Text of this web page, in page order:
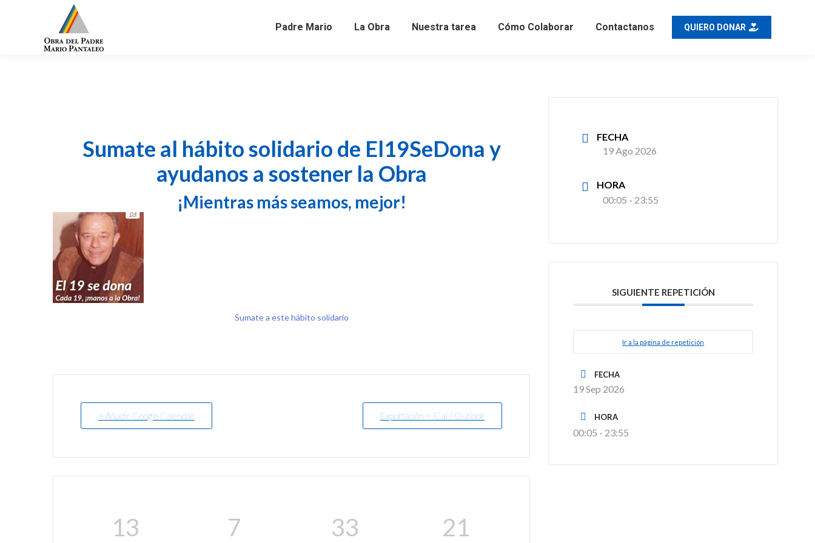
Padre Mario La Obra Nuestra tarea Cómo Colaborar Contactanos QUIERO DONAR
Sumate al hábito solidario de El19SeDona y
ayudanos a sostener la Obra
¡Mientras más seamos, mejor!
Sumate a este hábito solidario
+ Añadir Google Calendar Exportación + iCal / Outlook
13 7 33 21
FECHA
19 Ago 2026
HORA
00:05 - 23:55
SIGUIENTE REPETICIÓN
Ir a la página de repetición
FECHA
19 Sep 2026
HORA
00:05 - 23:55